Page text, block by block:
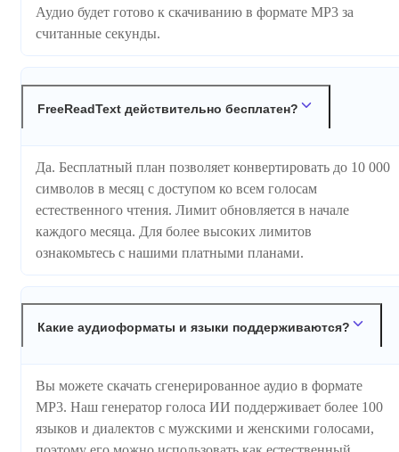
Аудио будет готово к скачиванию в формате MP3 за
считанные секунды.
FreeReadText действительно бесплатен?
Да. Бесплатный план позволяет конвертировать до 10 000
символов в месяц с доступом ко всем голосам
естественного чтения. Лимит обновляется в начале
каждого месяца. Для более высоких лимитов
ознакомьтесь с нашими платными планами.
Какие аудиоформаты и языки поддерживаются?
Вы можете скачать сгенерированное аудио в формате
MP3. Наш генератор голоса ИИ поддерживает более 100
языков и диалектов с мужскими и женскими голосами,